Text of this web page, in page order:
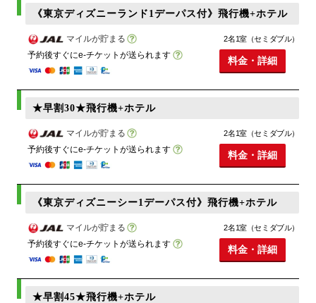
《東京ディズニーランド1デーパス付》飛行機+ホテル
マイルが貯まる
予約後すぐにe-チケットが送られます
2名1室（セミダブル）
料金・詳細
★早割30★飛行機+ホテル
マイルが貯まる
予約後すぐにe-チケットが送られます
2名1室（セミダブル）
料金・詳細
《東京ディズニーシー1デーパス付》飛行機+ホテル
マイルが貯まる
予約後すぐにe-チケットが送られます
2名1室（セミダブル）
料金・詳細
★早割45★飛行機+ホテル